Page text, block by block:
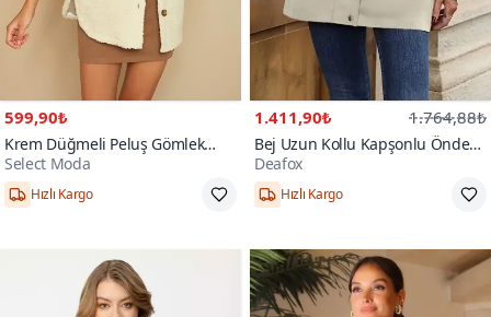
599,90₺
Krem Düğmeli Peluş Gömlek
Ceket
Select Moda
Hızlı Kargo
1.411,90₺ 1.764,88₺
Bej Uzun Kollu Kapşonlu Önden
Fermuarlı Düğmeli Ve Cep Detay
Bondit Ceket
Deafox
Hızlı Kargo